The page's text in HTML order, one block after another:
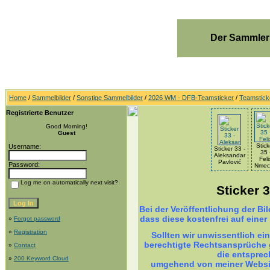
Der
Home / Sammelbilder / Sonstige Sammelbilder / 2026 WM - DFB-Teamsticker /
Registrierte Benutzer
Good Morning!
Guest
Username:
Password:
Log me on automatically next visit?
» Forgot password
» Registration
» Contact
» 200 Keyword Cloud
Sticker 33 -
Aleksandar
Pavlović
35
Sticker
Bei der Veröffentlichung der
dass diese kostenfrei auf
Sollten wir unwissentlich
berechtigte
die
umgehend von meiner